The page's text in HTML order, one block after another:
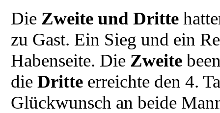
Die Zweite und Dritte
zu Gast. Ein Sieg und ein
Habenseite. Die Zweite
dieDritte erreichte den 4.
Glückwunsch an beide